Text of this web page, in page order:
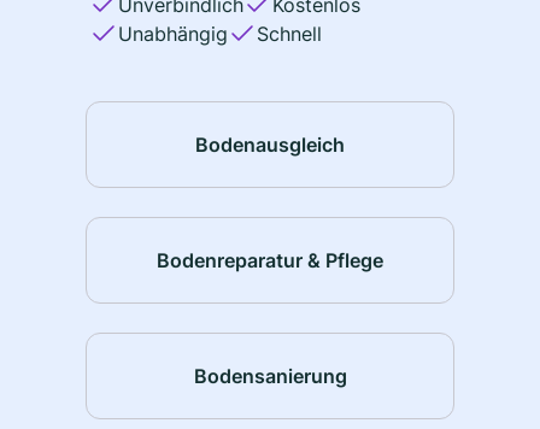
Unverbindlich
Kostenlos
Unabhängig
Schnell
Bodenausgleich
Bodenreparatur & Pflege
Bodensanierung